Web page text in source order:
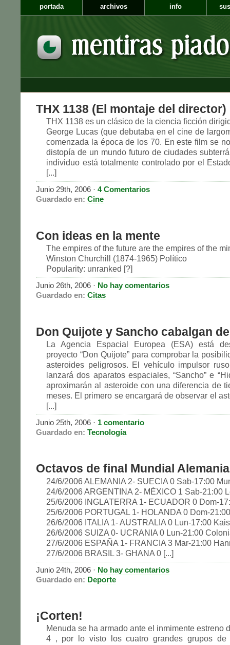
portada archivos info
THX 1138 (El montaje del director)
THX 1138 es un clásico de la ciencia ficción
George Lucas (que debutaba en el cine de
comenzada la época de los 70. En este film se
distopía de un mundo futuro de ciudades
individuo está totalmente controlado por el
[...]
Junio 29th, 2006 · 4 Comentarios
Guardado en: Cine
Con ideas en la mente
The empires of the future are the empires of the
Winston Churchill (1874-1965) Político
Popularity: unranked [?]
Junio 26th, 2006 · No hay comentarios
Guardado en: Citas
Don Quijote y Sancho cabalgan
La Agencia Espacial Europea (ESA) está
proyecto “Don Quijote” para comprobar la
asteroides peligrosos. El vehículo impulsor
lanzará dos aparatos espaciales, “Sancho” e
aproximarán al asteroide con una diferencia de
meses. El primero se encargará de observar el
[...]
Junio 25th, 2006 · 1 comentario
Guardado en: Tecnología
Octavos de final Mundial
24/6/2006 ALEMANIA 2- SUECIA 0 Sab-17:00
24/6/2006 ARGENTINA 2- MÉXICO 1 Sab-21:00
25/6/2006 INGLATERRA 1- ECUADOR 0 Dom-
25/6/2006 PORTUGAL 1- HOLANDA 0 Dom-
26/6/2006 ITALIA 1- AUSTRALIA 0 Lun-17:00
26/6/2006 SUIZA 0- UCRANIA 0 Lun-21:00
27/6/2006 ESPAÑA 1- FRANCIA 3 Mar-21:00
27/6/2006 BRASIL 3- GHANA 0 [...]
Junio 24th, 2006 · No hay comentarios
Guardado en: Deporte
¡Corten!
Menuda se ha armado ante el inmimente estreno
4 , por lo visto los cuatro grandes grupos de